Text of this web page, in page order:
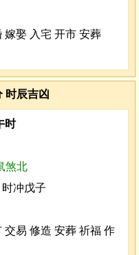
嫁娶 入宅 开市 安葬
时辰吉凶
时
煞北
时冲戊子
交易 修造 安葬 祈福 作